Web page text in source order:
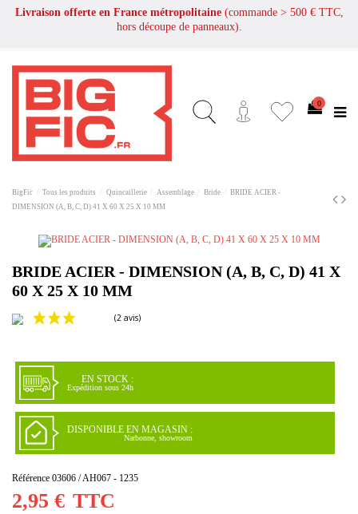
Livraison offerte en France métropolitaine (commande > 500 € TTC,
hors découpe de panneaux).
0
BigFic Tous les produits Quincaillerie Assemblage Bride
BRIDE ACIER -
DIMENSION (A, B, C, D) 41 X 60 X 25 X 10 MM
BRIDE ACIER - DIMENSION (A, B, C, D) 41 X
60 X 25 X 10 MM
EN STOCK :
Expédition sous 24h
DISPONIBLE EN MAGASIN :
Narbonne, showroom
Référence 03606 / AH067 - 1235
2,95 € TTC